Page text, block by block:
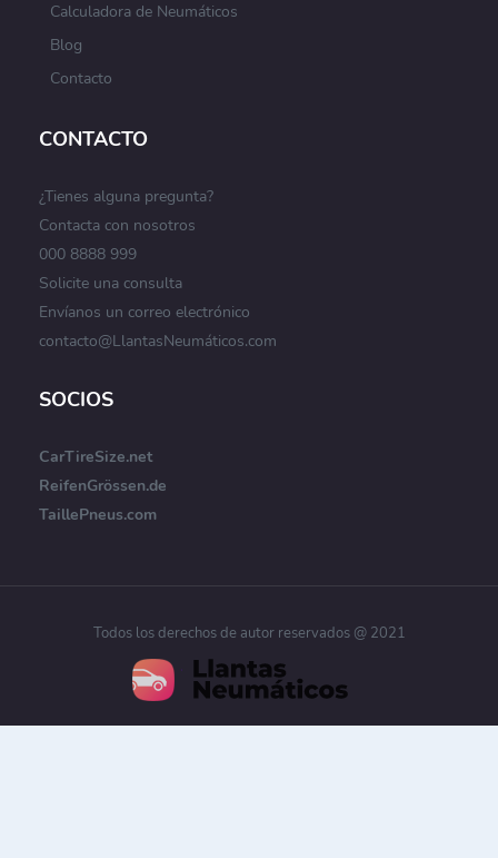
Calculadora de Neumáticos
Blog
Contacto
CONTACTO
¿Tienes alguna pregunta?
Contacta con nosotros
000 8888 999
Solicite una consulta
Envíanos un correo electrónico
contacto@LlantasNeumáticos.com
SOCIOS
CarTireSize.net
ReifenGrössen.de
TaillePneus.com
Todos los derechos de autor reservados @ 2021